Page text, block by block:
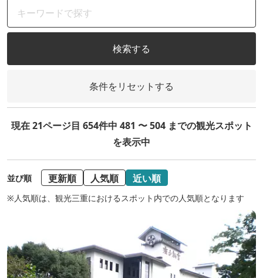
検索する
条件をリセットする
現在 21ページ目 654件中 481 〜 504 までの観光スポット
を表示中
並び順 更新順 人気順 近い順
※人気順は、観光三重におけるスポット内での人気順となります